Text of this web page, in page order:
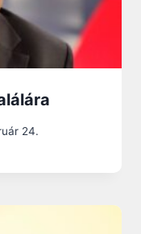
24.